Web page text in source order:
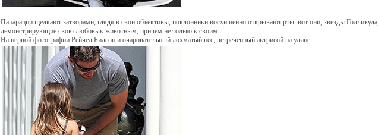
Папарацци щелкают затворами, глядя в свои объективы, поклонники восхищенно открывают рты: вот они, звезды Голливуда,
демонстрирующие свою любовь к животным, причем не только к своим.
На первой фотографии Рейчел Билсон и очаровательный лохматый пес, встреченный актрисой на улице.